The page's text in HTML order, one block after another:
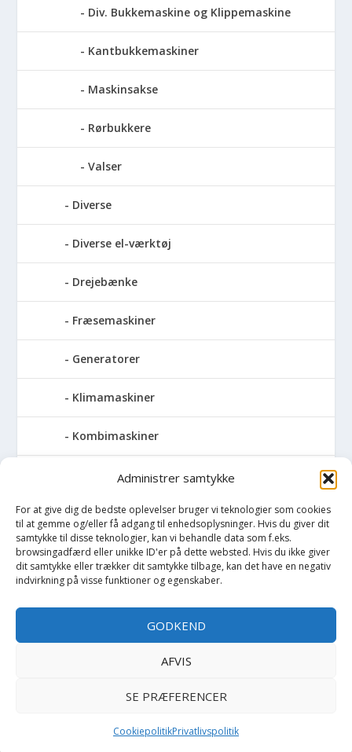
Administrer samtykke
For at give dig de bedste oplevelser bruger vi teknologier som cookies
til at gemme og/eller få adgang til enhedsoplysninger. Hvis du giver dit
samtykke til disse teknologier, kan vi behandle data som f.eks.
browsingadfærd eller unikke ID'er på dette websted. Hvis du ikke giver
dit samtykke eller trækker dit samtykke tilbage, kan det have en negativ
indvirkning på visse funktioner og egenskaber.
GODKEND
AFVIS
SE PRÆFERENCER
CookiepolitikPrivatlivspolitik
Div. Bukkemaskine og Klippemaskine
Kantbukkemaskiner
Maskinsakse
Rørbukkere
Valser
Diverse
Diverse el-værktøj
Drejebænke
Fræsemaskiner
Generatorer
Klimamaskiner
Kombimaskiner
Kompressor
Pressemaskiner
Save
Søjlebore- & bænkboremaskiner
Copyright BilligtByg.dk -Cookie politik-Privatlivspolitik